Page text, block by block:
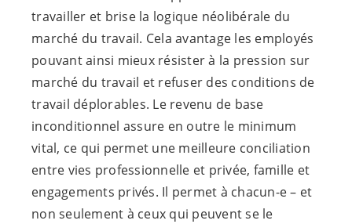
travailler et brise la logique néolibérale du
marché du travail. Cela avantage les employés
pouvant ainsi mieux résister à la pression sur
marché du travail et refuser des conditions de
travail déplorables. Le revenu de base
inconditionnel assure en outre le minimum
vital, ce qui permet une meilleure conciliation
entre vies professionnelle et privée, famille et
engagements privés. Il permet à chacun-e– et
non seulement à ceux qui peuvent se le